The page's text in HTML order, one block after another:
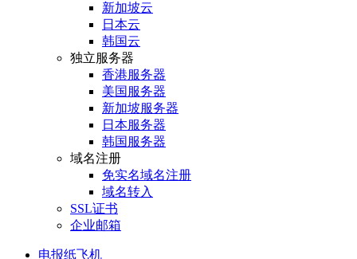
新加坡云
日本云
韩国云
独立服务器
香港服务器
美国服务器
新加坡服务器
日本服务器
韩国服务器
域名注册
免实名域名注册
域名转入
SSL证书
企业邮箱
电报纸飞机